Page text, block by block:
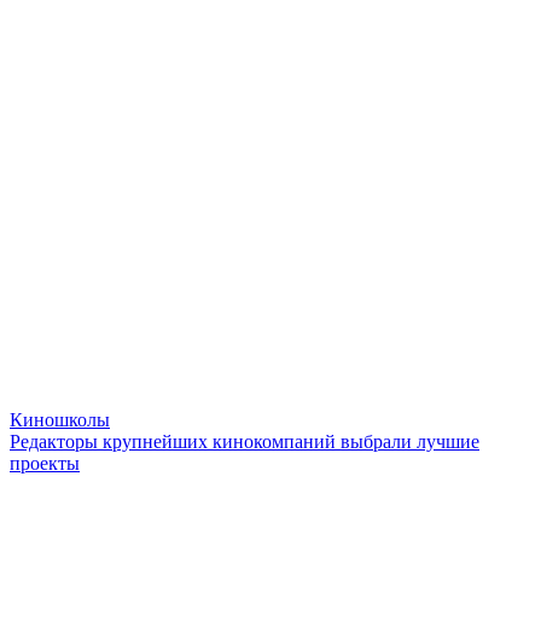
Киношколы
Редакторы крупнейших кинокомпаний выбрали лучшие
проекты